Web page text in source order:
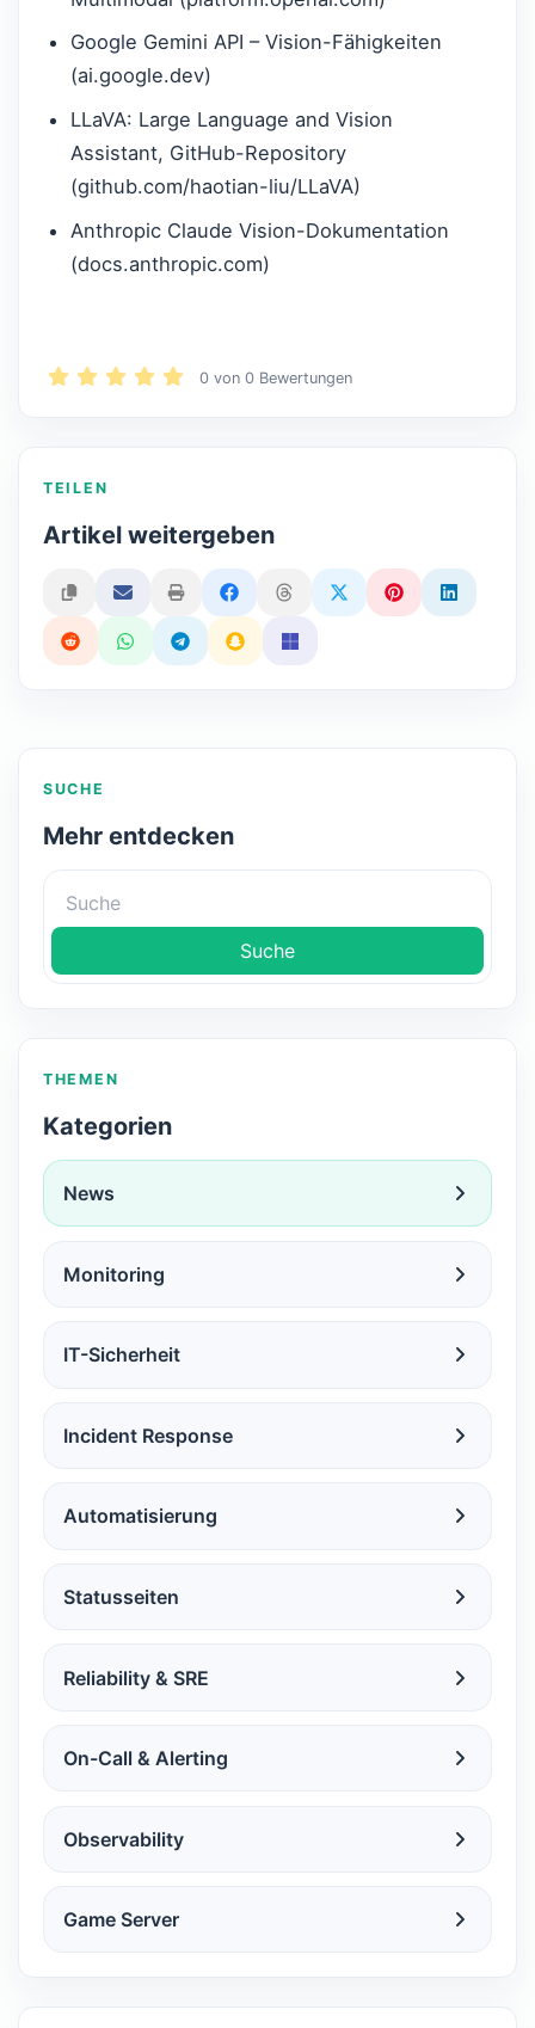
Google Gemini API – Vision-Fähigkeiten
(ai.google.dev)
LLaVA: Large Language and Vision
Assistant, GitHub-Repository
(github.com/haotian-liu/LLaVA)
Anthropic Claude Vision-Dokumentation
(docs.anthropic.com)
0 von0 Bewertungen
TEILEN
Artikel weitergeben
SUCHE
Mehr entdecken
Suche
THEMEN
Kategorien
News
Monitoring
IT-Sicherheit
Incident Response
Automatisierung
Statusseiten
Reliability & SRE
On-Call & Alerting
Observability
Game Server